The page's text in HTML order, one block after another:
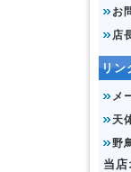
お
店
リン
メ
天
野
当